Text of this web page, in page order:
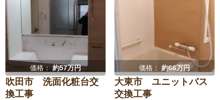
価格：約57万円
吹田市 洗面化粧台交
換工事
価格： 約66万円
大東市 ユニットバス
交換工事